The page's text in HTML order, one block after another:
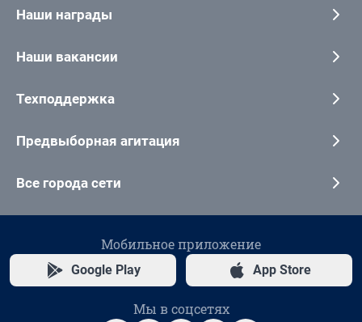
Наши награды
Наши вакансии
Техподдержка
Предвыборная агитация
Все города сети
Мобильное приложение
Google Play App Store
Мы в соцсетях